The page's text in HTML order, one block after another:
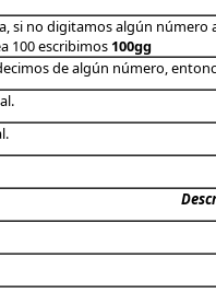
si no digitamos algún
100 escribimos 100gg
de algún número,